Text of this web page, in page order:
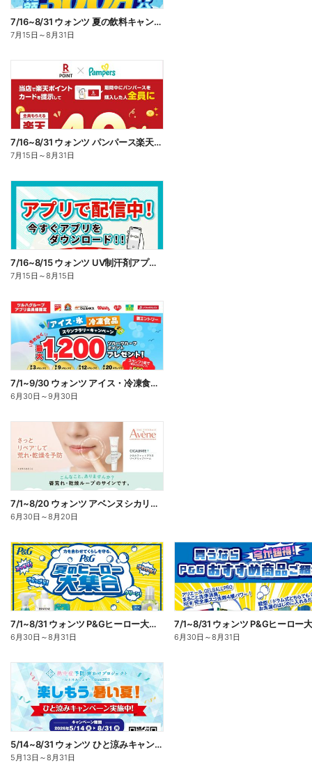
7/16~8/31 ウォンツ 夏の飲料キャンペーン
7月15日 ～8月31日
7/16~8/31 ウォンツ パンパース楽天ポイント還元企画
7月15日 ～8月31日
7/16~8/15 ウォンツ UV制汗剤アプリ企画
7月15日 ～8月15日
7/1~9/30 ウォンツ アイス・冷凍食品スタンプラリーキャンペーン企
6月30日 ～9月30日
7/1~8/20 ウォンツ アベンヌシカリップ予約
6月30日 ～8月20日
7/1~8/31 ウォンツ P&Gヒーロー大集合キャンペーン企画ー1
6月30日 ～8月31日 6月30日 ～8月31日
5/14~8/31 ウォンツ ひと涼みキャンペーン
5月13日 ～8月31日